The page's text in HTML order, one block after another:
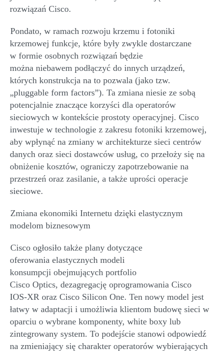
rozwiązań Cisco.
Pondato, w ramach rozwoju krzemu i fotoniki
krzemowej funkcje, które były zwykle dostarczane
w formie osobnych rozwiązań będzie
można niebawem podłączyć do innych urządzeń,
których konstrukcja na to pozwala (jako tzw.
pluggable form factors”) Ta zmiana niesie ze sobą
potencjalnie znaczące korzyści dla operatorów
sieciowych w kontekście prostoty operacyjnej. Cisco
inwestuje w technologie z zakresu fotoniki krzemowej,
aby wpłynąć na zmiany w architekturze sieci centrów
danych oraz sieci dostawców usług
co przełoży się na
obniżenie kosztów, ograniczy zapotrzebowanie na
przestrzeń oraz zasilanie, a także uprości operacje
sieciowe.
Zmiana ekonomiki Internetu dzięki elastycznym
modelom biznesowym
Cisco ogłosiło także plany dotyczące
oferowania elastycznych modeli
konsumpcji obejmujących portfolio
Cisco Optics dezagregację oprogramowania Cisco
IOS-XR oraz Cisco Silicon One. Ten nowy model jest
łatwy w adaptacji i umożliwia klientom budowę sieci w
oparciu o wybrane komponenty, white boxy lub
zintegrowany system. To podejście stanowi odpowiedź
na zmieniający się charakter operatorów wybierających